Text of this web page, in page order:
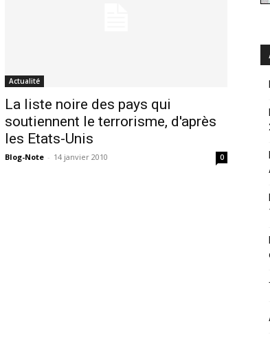
Actualité
La liste noire des pays qui
soutiennent le terrorisme, d'après
les Etats-Unis
Blog-Note - 14 janvier 2010 0